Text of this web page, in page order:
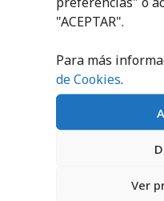
"ACEPTAR".
Para más
de Cookies.
Ver
CARRITO
PRODUCTOS